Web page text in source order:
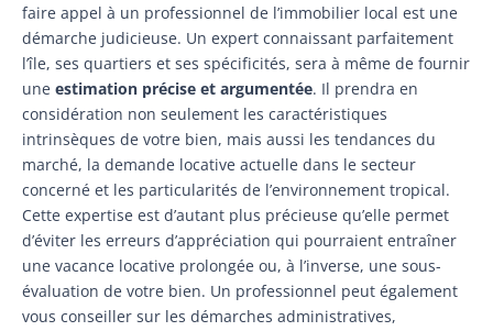
faire appel à un professionnel de l’immobilier local est une
démarche judicieuse. Un expert connaissant parfaitement
l’île, ses quartiers et ses spécificités, sera à même de fournir
une estimation précise et argumentée. Il prendra en
considération non seulement les caractéristiques
intrinsèques de votre bien, mais aussi les tendances du
marché, la demande locative actuelle dans le secteur
concerné et les particularités de l’environnement tropical.
Cette expertise est d’autant plus précieuse qu’elle permet
d’éviter les erreurs d’appréciation qui pourraient entraîner
une vacance locative prolongée ou, à l’inverse, une sous-
évaluation de votre bien. Un professionnel peut également
vous conseiller sur les démarches administratives,